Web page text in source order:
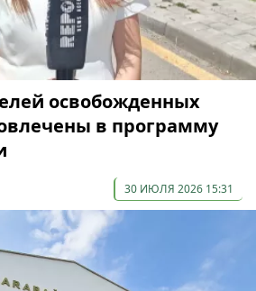
освобожденных
в программу
30 ИЮЛЯ 2026 15:31